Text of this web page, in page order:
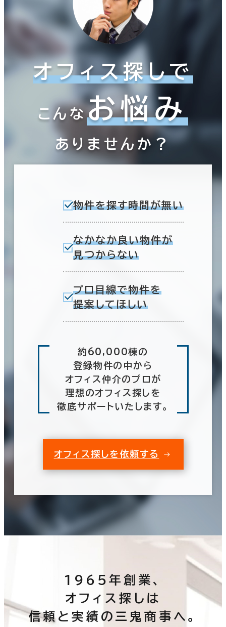
オフィス探しで
こんなお悩み
ありませんか？
物件を探す時間が無い
なかなか良い物件が
見つからない
プロ目線で物件を
提案してほしい
約60,000棟の
登録物件の中から
オフィス仲介のプロが
理想のオフィス探しを
徹底サポートいたします。
オフィス探しを依頼する
1965年創業、
オフィス探しは
信頼と実績の三鬼商事へ。